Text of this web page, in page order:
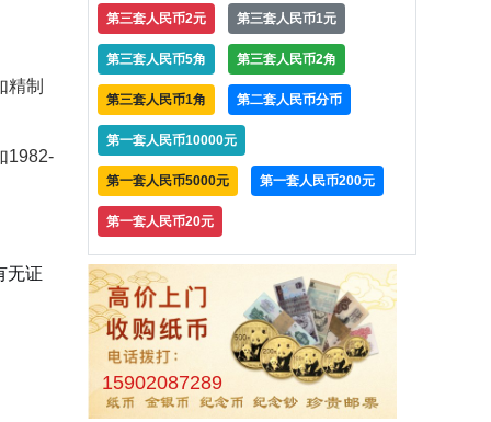
精制
1982-
无证
第三套人民币2元 第三套人民币1元
第三套人民币5角 第三套人民币2角
第三套人民币1角 第二套人民币分币
第一套人民币10000元
第一套人民币5000元 第一套人民币200元
第一套人民币20元
15902087289